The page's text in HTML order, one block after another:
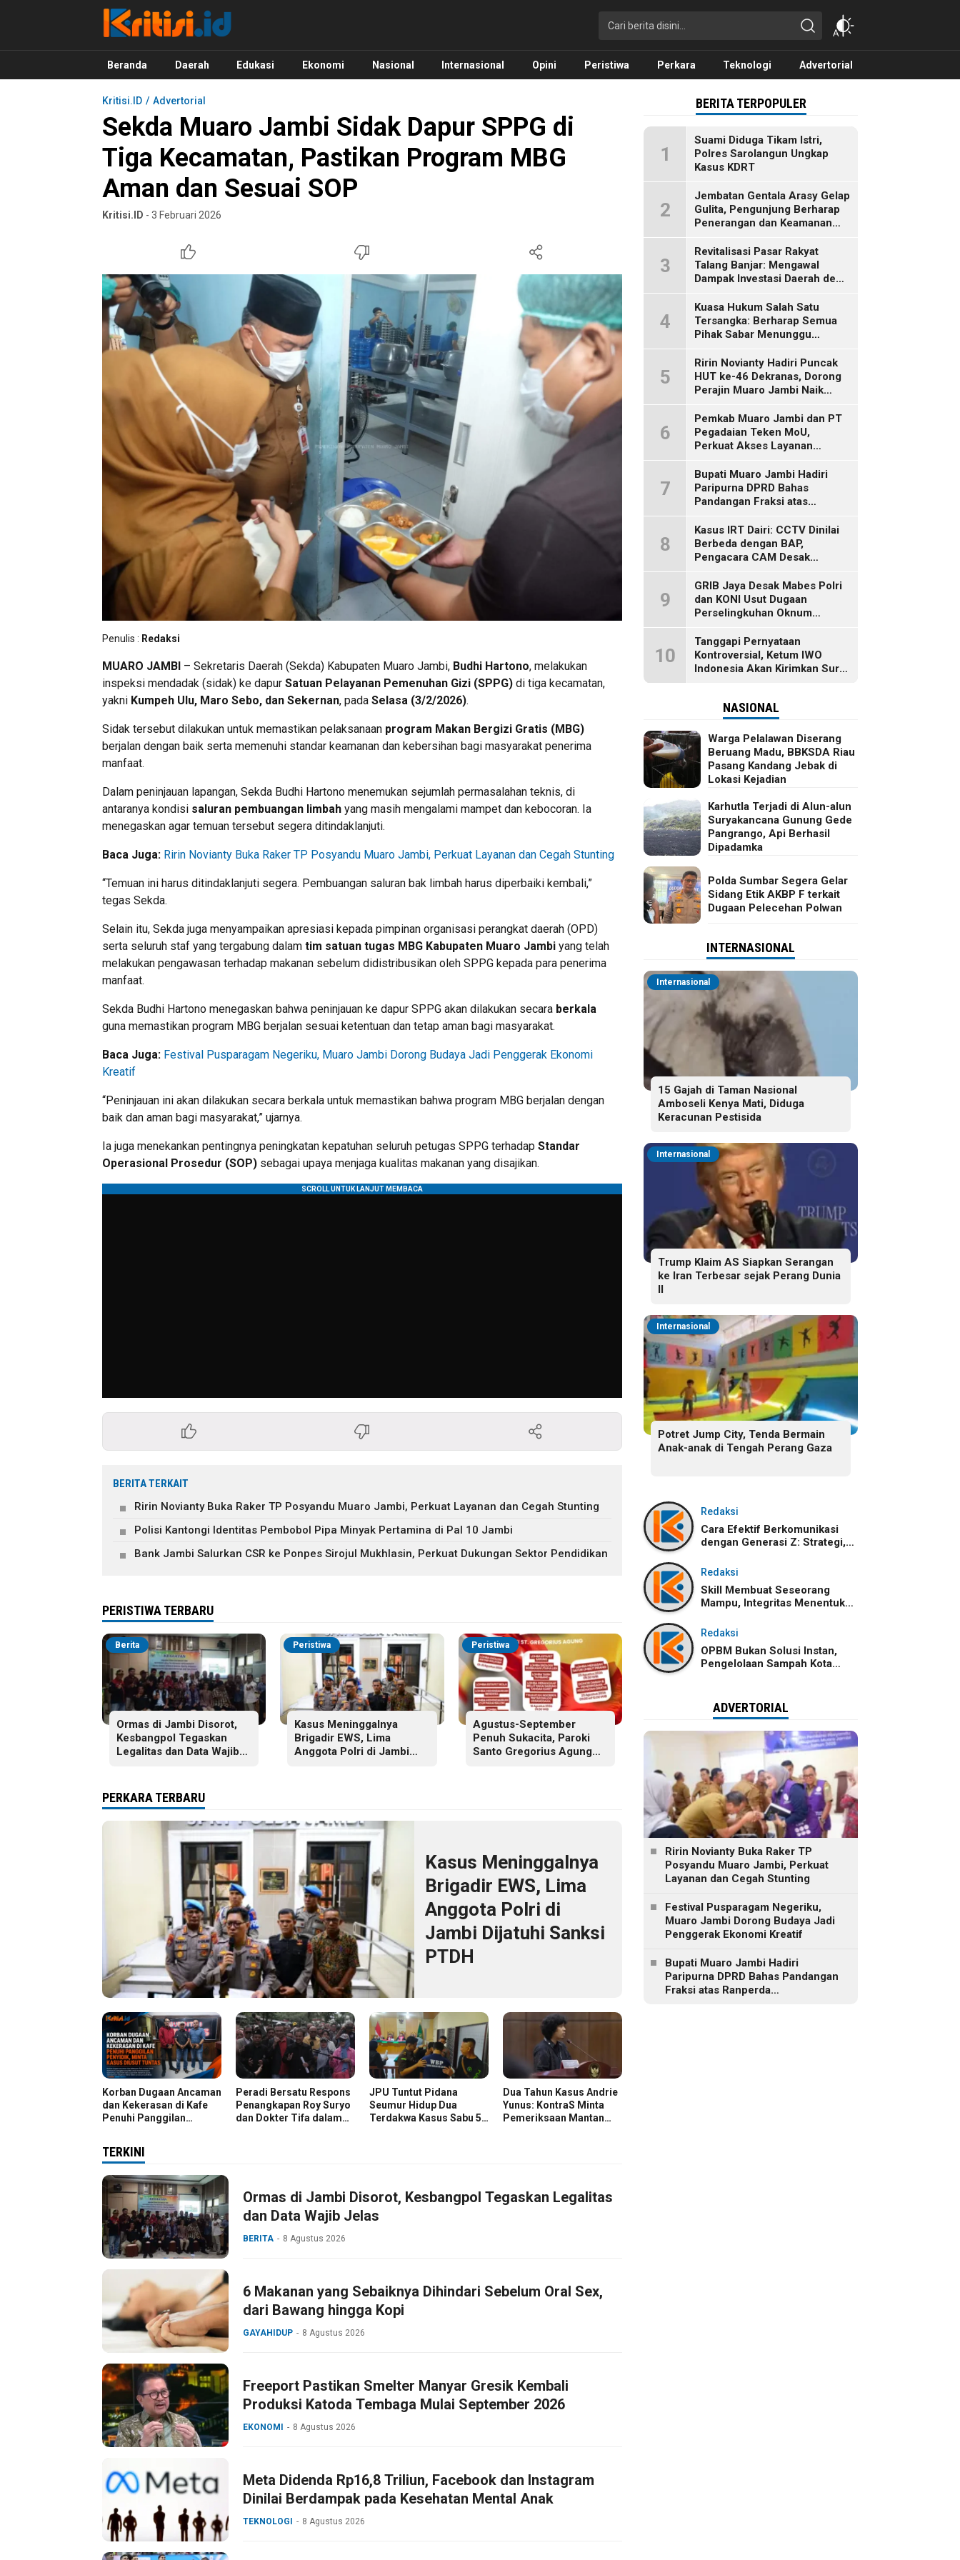
Kritisi.ID
Kritik untuk Negeri!
Beranda Daerah Edukasi Ekonomi Nasional Internasional Opini Peristiwa Perkara Teknologi Advertorial
Kritisi.ID Advertorial
Sekda Muaro Jambi Sidak Dapur SPPG di
Tiga Kecamatan, Pastikan Program MBG
Aman dan Sesuai SOP
Kritisi.ID - 3 Februari 2026
Penulis : Redaksi
MUARO JAMBI – Sekretaris Daerah (Sekda) Kabupaten Muaro Jambi, Budhi Hartono, melakukan
inspeksi mendadak (sidak) ke dapur Satuan Pelayanan Pemenuhan Gizi (SPPG) di tiga kecamatan,
yakni Kumpeh Ulu, Maro Sebo, dan Sekernan, pada Selasa (3/2/2026).
Sidak tersebut dilakukan untuk memastikan pelaksanaan program Makan Bergizi Gratis (MBG)
berjalan dengan baik serta memenuhi standar keamanan dan kebersihan bagi masyarakat penerima
manfaat.
Dalam peninjauan lapangan, Sekda Budhi Hartono menemukan sejumlah permasalahan teknis, di
antaranya kondisi saluran pembuangan limbah yang masih mengalami mampet dan kebocoran. Ia
menegaskan agar temuan tersebut segera ditindaklanjuti.
Baca Juga: Ririn Novianty Buka Raker TP Posyandu Muaro Jambi, Perkuat Layanan dan Cegah Stunting
“Temuan ini harus ditindaklanjuti segera. Pembuangan saluran bak limbah harus diperbaiki kembali,”
tegas Sekda.
Selain itu, Sekda juga menyampaikan apresiasi kepada pimpinan organisasi perangkat daerah (OPD)
serta seluruh staf yang tergabung dalam tim satuan tugas MBG Kabupaten Muaro Jambi yang telah
melakukan pengawasan terhadap makanan sebelum didistribusikan oleh SPPG kepada para penerima
manfaat.
Sekda Budhi Hartono menegaskan bahwa peninjauan ke dapur SPPG akan dilakukan secara berkala
guna memastikan program MBG berjalan sesuai ketentuan dan tetap aman bagi masyarakat.
Baca Juga: Festival Pusparagam Negeriku, Muaro Jambi Dorong Budaya Jadi Penggerak Ekonomi
Kreatif
“Peninjauan ini akan dilakukan secara berkala untuk memastikan bahwa program MBG berjalan dengan
baik dan aman bagi masyarakat,” ujarnya.
Ia juga menekankan pentingnya peningkatan kepatuhan seluruh petugas SPPG terhadap Standar
Operasional Prosedur (SOP) sebagai upaya menjaga kualitas makanan yang disajikan.
BERITA TERKAIT
Ririn Novianty Buka Raker TP Posyandu Muaro Jambi, Perkuat Layanan dan Cegah Stunting
Polisi Kantongi Identitas Pembobol Pipa Minyak Pertamina di Pal 10 Jambi
Bank Jambi Salurkan CSR ke Ponpes Sirojul Mukhlasin, Perkuat Dukungan Sektor Pendidikan
PERISTIWA TERBARU
Berita
Ormas di Jambi Disorot,
Kesbangpol Tegaskan
Legalitas dan Data Wajib
Peristiwa
Kasus Meninggalnya
Brigadir EWS, Lima
Anggota Polri di Jambi
Peristiwa
Agustus-September
Penuh Sukacita, Paroki
Santo Gregorius Agung
PERKARA TERBARU
Kasus Meninggalnya
Brigadir EWS, Lima
Anggota Polri di
Jambi Dijatuhi Sanksi
PTDH
Korban Dugaan Ancaman
dan Kekerasan di Kafe
Penuhi Panggilan
Peradi Bersatu Respons
Penangkapan Roy Suryo
dan Dokter Tifa dalam
JPU Tuntut Pidana
Seumur Hidup Dua
Terdakwa Kasus Sabu 58
Dua Tahun Kasus Andrie
Yunus: KontraS Minta
Pemeriksaan Mantan
TERKINI
Ormas di Jambi Disorot, Kesbangpol Tegaskan Legalitas
dan Data Wajib Jelas
BERITA 8 Agustus 2026
6 Makanan yang Sebaiknya Dihindari Sebelum Oral Sex,
dari Bawang hingga Kopi
GAYAHIDUP 8 Agustus 2026
Freeport Pastikan Smelter Manyar Gresik Kembali
Produksi Katoda Tembaga Mulai September 2026
EKONOMI 8 Agustus 2026
Meta Didenda Rp16,8 Triliun, Facebook dan Instagram
Dinilai Berdampak pada Kesehatan Mental Anak
TEKNOLOGI 8 Agustus 2026
BERITA TERPOPULER
1
Suami Diduga Tikam Istri,
Polres Sarolangun Ungkap
Kasus KDRT
2
Jembatan Gentala Arasy Gelap
Gulita, Pengunjung Berharap
Penerangan dan Keamanan
3
Revitalisasi Pasar Rakyat
Talang Banjar: Mengawal
Dampak Investasi Daerah demi
4
Kuasa Hukum Salah Satu
Tersangka: Berharap Semua
Pihak Sabar Menunggu
5
Ririn Novianty Hadiri Puncak
HUT ke-46 Dekranas, Dorong
Perajin Muaro Jambi Naik
6
Pemkab Muaro Jambi dan PT
Pegadaian Teken MoU,
Perkuat Akses Layanan
7
Bupati Muaro Jambi Hadiri
Paripurna DPRD Bahas
Pandangan Fraksi atas
Pertanggungjawaban APBD
2025
8
Kasus IRT Dairi: CCTV Dinilai
Berbeda dengan BAP,
Pengacara CAM Desak
9
GRIB Jaya Desak Mabes Polri
dan KONI Usut Dugaan
Perselingkuhan Oknum
10
Tanggapi Pernyataan
Kontroversial, Ketum IWO
Indonesia Akan Kirimkan Surat
NASIONAL
Warga Pelalawan Diserang
Beruang Madu, BBKSDA Riau
Pasang Kandang Jebak di
Lokasi Kejadian
Karhutla Terjadi di Alun-alun
Suryakancana Gunung Gede
Pangrango, Api Berhasil
Dipadamka
Polda Sumbar Segera Gelar
Sidang Etik AKBP F terkait
Dugaan Pelecehan Polwan
INTERNASIONAL
Internasional
15 Gajah di Taman Nasional
Amboseli Kenya Mati, Diduga
Keracunan Pestisida
Internasional
Trump Klaim AS Siapkan Serangan
ke Iran Terbesar sejak Perang Dunia
II
Internasional
Potret Jump City, Tenda Bermain
Anak-anak di Tengah Perang Gaza
Redaksi
Cara Efektif Berkomunikasi
dengan Generasi Z: Strategi,
Tantangannya
Redaksi
Skill Membuat Seseorang
Mampu, Integritas Menentukan
Dibawa
Redaksi
OPBM Bukan Solusi Instan,
Pengelolaan Sampah Kota
ADVERTORIAL
Ririn Novianty Buka Raker TP
Posyandu Muaro Jambi, Perkuat
Layanan dan Cegah Stunting
Festival Pusparagam Negeriku,
Muaro Jambi Dorong Budaya Jadi
Penggerak Ekonomi Kreatif
Bupati Muaro Jambi Hadiri
Paripurna DPRD Bahas Pandangan
Fraksi atas Ranperda